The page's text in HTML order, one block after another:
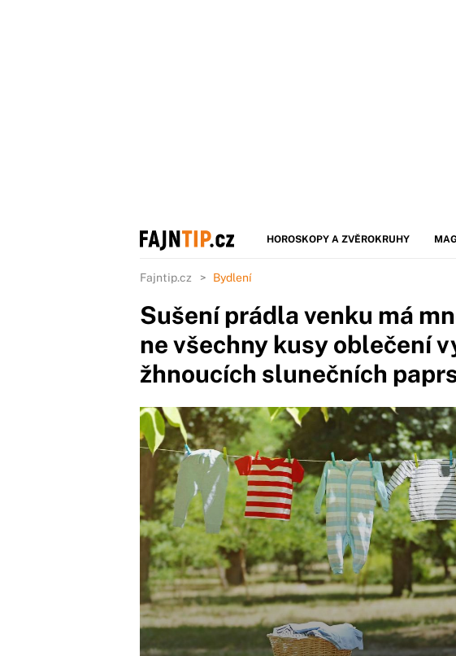
HOROSKOPY A ZVĚROKRUHY
Fajntip.cz Bydlení
Sušení prádla venku má
ne všechny kusy oblečení
žhnoucích slunečních